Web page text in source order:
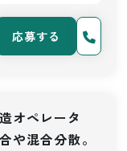
応募する
オペレータ
や混合分散。